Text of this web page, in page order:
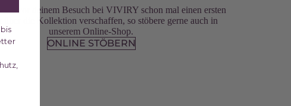
dir vor deinem Besuch bei VIVIRY schon mal einen ersten
über die Kollektion verschaffen, so stöbere gerne auch in
unserem Online-Shop.
ONLINE STÖBERN